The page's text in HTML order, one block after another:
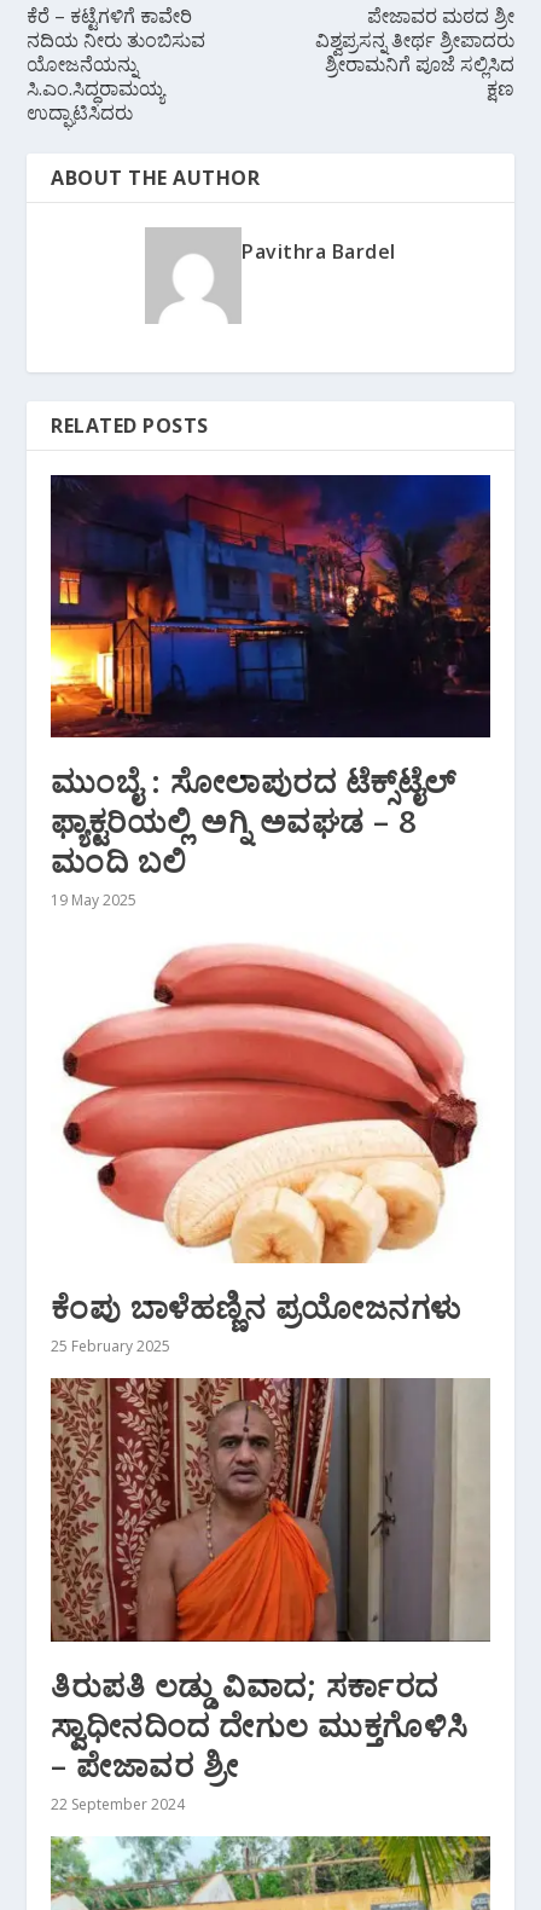
ಕೆರೆ – ಕಟ್ಟೆಗಳಿಗೆ ಕಾವೇರಿ
ನದಿಯ ನೀರು ತುಂಬಿಸುವ
ಯೋಜನೆಯನ್ನು
ಸಿ.ಎಂ.ಸಿದ್ಧರಾಮಯ್ಯ
ಉದ್ಘಾಟಿಸಿದರು
ಪೇಜಾವರ ಮಠದ ಶ್ರೀ
ವಿಶ್ವಪ್ರಸನ್ನ ತೀರ್ಥ ಶ್ರೀಪಾದರು
ಶ್ರೀರಾಮನಿಗೆ ಪೂಜೆ ಸಲ್ಲಿಸಿದ
ಕ್ಷಣ
ABOUT THE AUTHOR
Pavithra Bardel
RELATED POSTS
ಮುಂಬೈ : ಸೋಲಾಪುರದ ಟೆಕ್ಸ್‌ಟೈಲ್‌
ಫ್ಯಾಕ್ಟರಿಯಲ್ಲಿ ಅಗ್ನಿ ಅವಘಡ – 8
ಮಂದಿ ಬಲಿ
19 May 2025
ಕೆಂಪು ಬಾಳೆಹಣ್ಣಿನ ಪ್ರಯೋಜನಗಳು
25 February 2025
ತಿರುಪತಿ ಲಡ್ಡು ವಿವಾದ; ಸರ್ಕಾರದ
ಸ್ವಾಧೀನದಿಂದ ದೇಗುಲ ಮುಕ್ತಗೊಳಿಸಿ
– ಪೇಜಾವರ ಶ್ರೀ
22 September 2024